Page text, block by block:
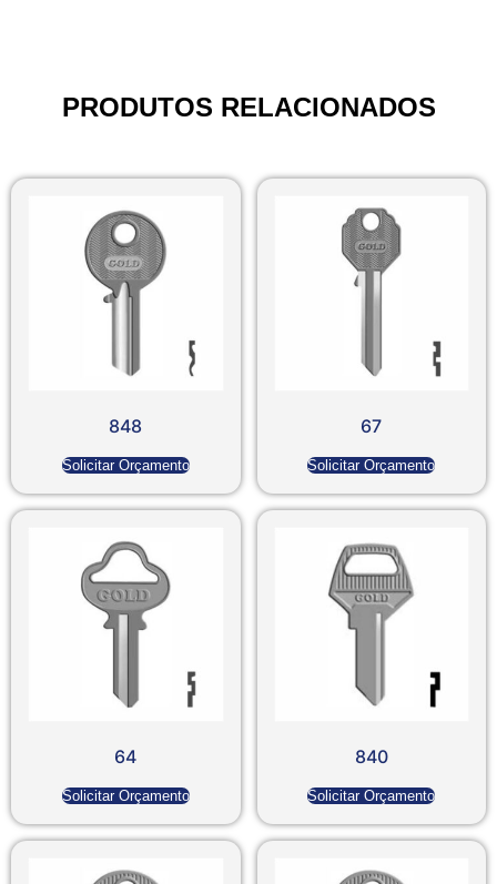
PRODUTOS RELACIONADOS
848
Solicitar Orçamento
67
Solicitar Orçamento
64
Solicitar Orçamento
840
Solicitar Orçamento